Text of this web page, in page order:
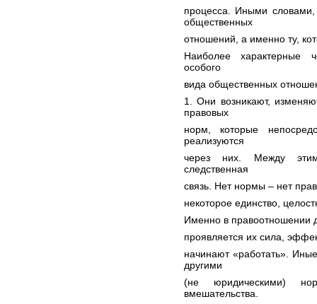
процесса. Иными словами,
общественных
отношений, а именно ту,
Наиболее характерные
особого
вида общественных
1. Они возникают,
правовых
норм, которые
реализуются
через них. Между
следственная
связь. Нет нормы – нет
некоторое единство,
Именно в правоотношении
проявляется их сила,
начинают «работать».
другими
(не юридическими)
вмешательства.